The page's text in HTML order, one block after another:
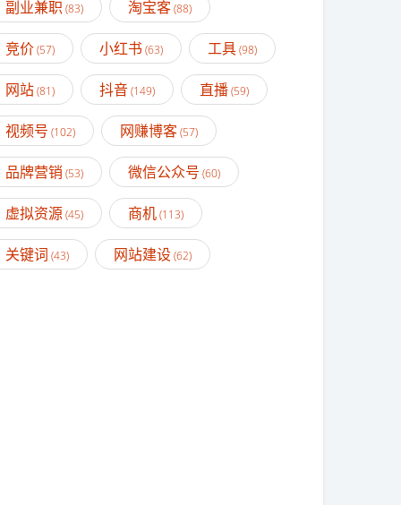
副业兼职 (83) 淘宝客(88)
竞价(57) 小红书 (63) 工具(98)
网站(81) 抖音(149) 直播(59)
视频号 (102) 网赚博客(57)
品牌营销 (53) 微信公众号 (60)
虚拟资源(45) 商机(113)
关键词 (43) 网站建设(62)